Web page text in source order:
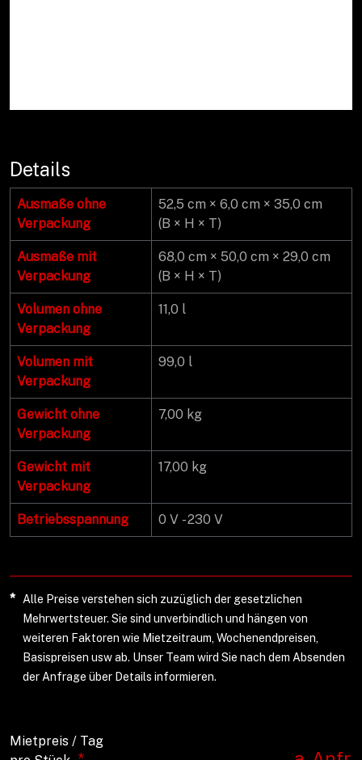
Details
Ausmaße ohne
Verpackung
52,5 cm × 6,0 cm × 35,0 cm
(B × H × T)
Ausmaße mit
Verpackung
68,0 cm × 50,0 cm × 29,0 cm
(B × H × T)
Volumen ohne
Verpackung
11,0 l
Volumen mit
Verpackung
99,0 l
Gewicht ohne
Verpackung
7,00 kg
Gewicht mit
Verpackung
17,00 kg
Betriebsspannung 0 V - 230 V
*
Alle Preise verstehen sich zuzüglich der gesetzlichen
Mehrwertsteuer. Sie sind unverbindlich und hängen von
weiteren Faktoren wie Mietzeitraum, Wochenendpreisen,
Basispreisen usw ab. Unser Team wird Sie nach dem Absenden
der Anfrage über Details informieren.
Mietpreis / Tag